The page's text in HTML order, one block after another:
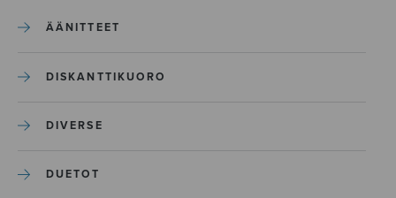
ÄÄNITTEET
DISKANTTIKUORO
DIVERSE
DUETOT